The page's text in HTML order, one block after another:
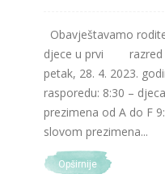
Obavještavamo
djece u prvi razred i
petak, 28. 4. 2023.
rasporedu: 8:30 –
prezimena od A do F
slovom prezimena...
Opširnije